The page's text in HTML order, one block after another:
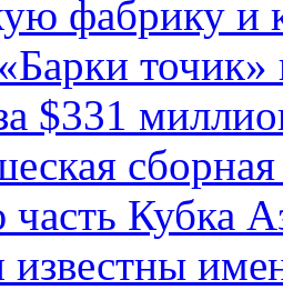
фабрику и
$331
Кубка
известны